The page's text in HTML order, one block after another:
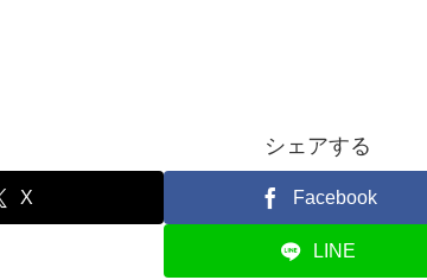
シェアする
X Facebook
LINE